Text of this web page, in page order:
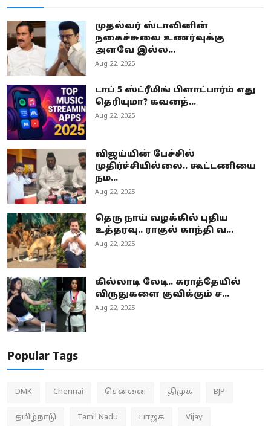
முதல்வர் ஸ்டாலினின்
நகைச்சுவை உணர்வுக்கு
அளவே இல்ல...
Aug 22, 2025
டாப் 5 ஸ்ட்ரீமிங் பிளாட்பார்ம் எது
தெரியுமா? கவனத்...
Aug 22, 2025
விஜய்யின் பேச்சில்
முதிர்ச்சியில்லை.. கூட்டணியை
நம...
Aug 22, 2025
தெரு நாய் வழக்கில் புதிய
உத்தரவு.. ராகுல் காந்தி வ...
Aug 22, 2025
கில்லாடி லேடி.. கராத்தேயில்
விருதுகளை குவிக்கும் ச...
Aug 22, 2025
Popular Tags
DMK Chennai சென்னை திமுக BJP
தமிழ்நாடு Tamil Nadu பாஜக Vijay